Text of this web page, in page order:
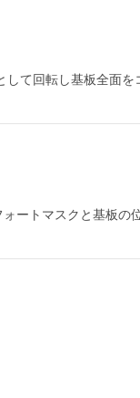
て回転し基板全面を
ートマスクと基板の